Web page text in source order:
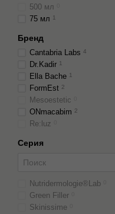
500 мл
75 мл 1
Бренд
Cantabria Labs 4
Dr.Kadir 1
Ella Bache 1
FormEst 2
Mesoestetic
ONmacabim 2
Re:luz
Cерия
Nutridermologie®Lab
Green Filler
Skinissime